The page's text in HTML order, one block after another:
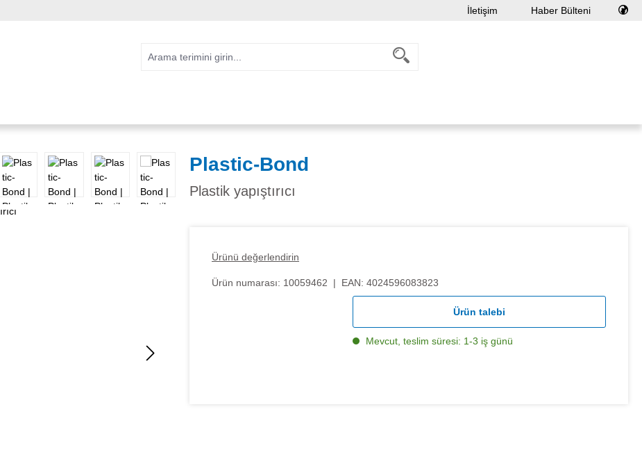
İletişim Haber Bülteni
Plastic-Bond
Plastik yapıştırıcı
Ürünü değerlendirin
Ürün numarası: 10059462 | EAN: 4024596083823
Ürün talebi
Mevcut, teslim süresi: 1-3 iş günü